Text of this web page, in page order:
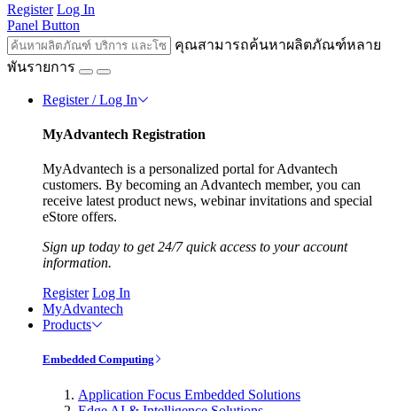
Register Log In
Panel Button
คุณสามารถค้นหาผลิตภัณฑ์หลาย
พันรายการ
Register / Log In
MyAdvantech Registration
MyAdvantech is a personalized portal for Advantech
customers. By becoming an Advantech member, you can
receive latest product news, webinar invitations and special
eStore offers.
Sign up today to get 24/7 quick access to your account
information.
Register Log In
MyAdvantech
Products
Embedded Computing
Application Focus Embedded Solutions